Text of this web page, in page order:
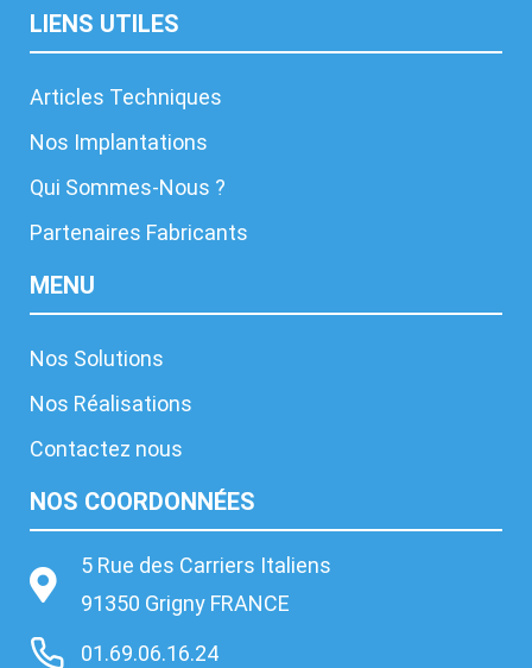
LIENS UTILES
Articles Techniques
Nos Implantations
Qui Sommes-Nous ?
Partenaires Fabricants
MENU
Nos Solutions
Nos Réalisations
Contactez nous
NOS COORDONNÉES
5 Rue des Carriers Italiens
91350 Grigny FRANCE
01.69.06.16.24